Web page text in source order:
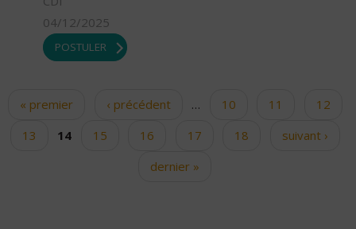
04/12/2025
POSTULER
Pages
« premier ‹ précédent … 10 11
12
13
14 15 16 17 18
suivant ›
dernier »